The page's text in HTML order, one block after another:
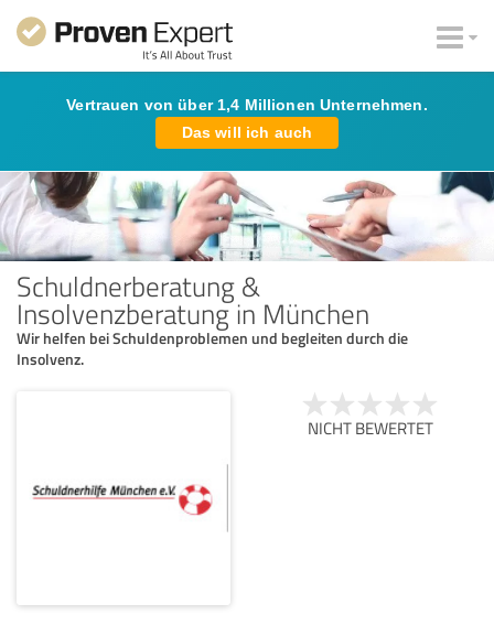
Vertrauen von über 1,4 Millionen Unternehmen.
Das will ich auch
Schuldnerberatung &
Insolvenzberatung in München
Wir helfen bei Schuldenproblemen und begleiten durch die
Insolvenz.
NICHT BEWERTET